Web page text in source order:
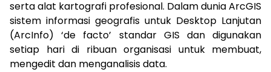
serta alat kartografi profesional. Dalam dunia ArcGIS
sistem informasi geografis untuk Desktop Lanjutan
(ArcInfo) ‘de facto’ standar GIS dan digunakan
setiap hari di ribuan organisasi untuk membuat,
mengedit dan menganalisis data.